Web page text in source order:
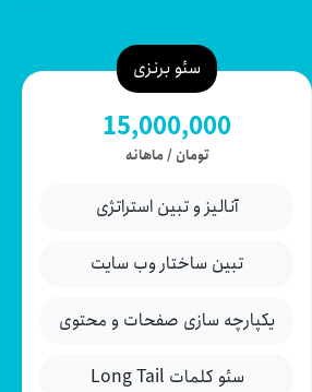
سئو برنزی
15,000,000
تومان/ ماهانه
آنالیز و تبین استراتژی
تبین ساختار وب سایت
یکپارچه سازی صفحات و محتوی
سئو کلمات Long Tail